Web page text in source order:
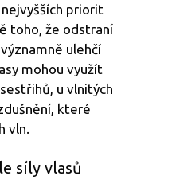
priorit
toho, že odstraní
ulehčí
mohou využít
u vlnitých
které
vln.
síly vlasů